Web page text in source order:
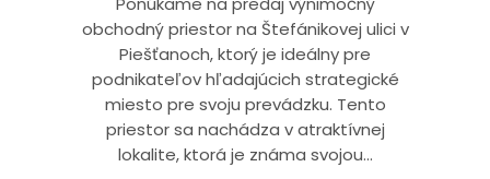
obchodný priestor na Štefánikovej ulici v
Piešťanoch, ktorý je ideálny pre
podnikateľov hľadajúcich strategické
miesto pre svoju prevádzku. Tento
priestor sa nachádza v atraktívnej
lokalite, ktorá je známa svojou...